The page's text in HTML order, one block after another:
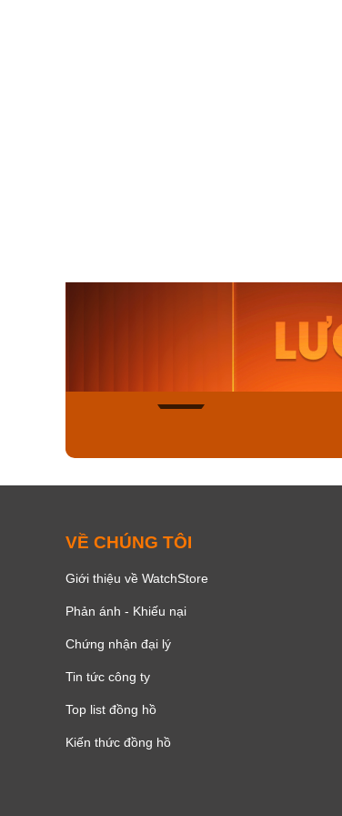
VỀ CHÚNG TÔI
Giới thiệu về WatchStore
Phản ánh - Khiếu nại
Chứng nhận đại lý
Tin tức công ty
Top list đồng hồ
Kiến thức đồng hồ